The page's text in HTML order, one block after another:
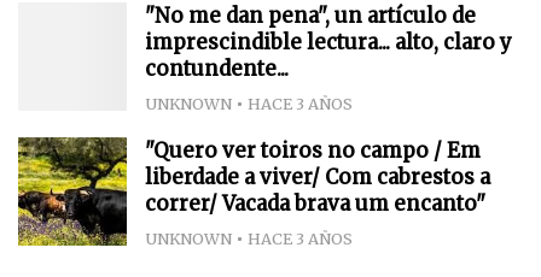
"No me dan pena", un artículo de
imprescindible lectura... alto, claro y
contundente...
UNKNOWN HACE 3 AÑOS
"Quero ver toiros no campo / Em
liberdade a viver/ Com cabrestos a
correr/ Vacada brava um encanto"
UNKNOWN HACE 3 AÑOS